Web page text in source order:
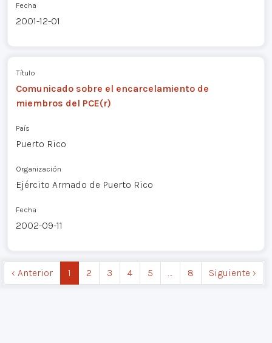
Fecha
2001-12-01
Título
Comunicado sobre el encarcelamiento de
miembros del PCE(r)
País
Puerto Rico
Organización
Ejército Armado de Puerto Rico
Fecha
2002-09-11
‹ Anterior 1 2 3 4 5 … 8 Siguiente ›